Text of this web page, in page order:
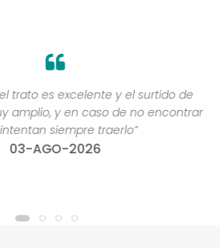
trato es excelente y el surtido de
amplio, y en caso de no encontrar
siempre traerlo”
03-AGO-2026